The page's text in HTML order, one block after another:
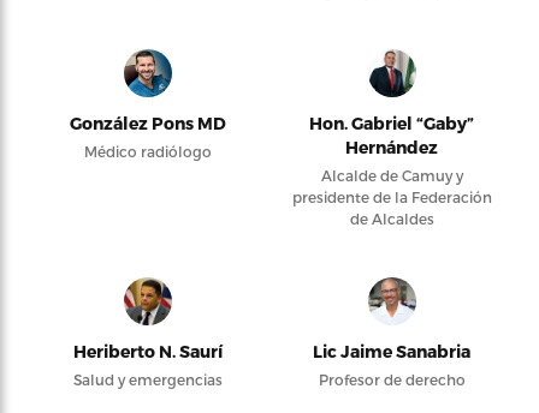
González Pons MD
Médico radiólogo
Hon. Gabriel “Gaby”
Hernández
Alcalde de Camuy y
presidente de la Federación
de Alcaldes
Heriberto N. Saurí
Salud y emergencias
Lic Jaime Sanabria
Profesor de derecho